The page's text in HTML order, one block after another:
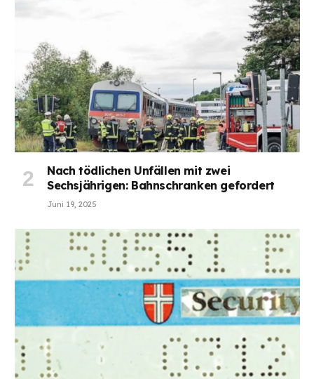
Nach tödlichen Unfällen mit zwei
Sechsjährigen: Bahnschranken gefordert
Juni 19, 2025